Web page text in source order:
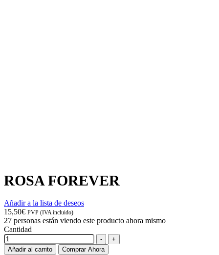
ROSA FOREVER
Añadir a la lista de deseos
15,50€ PVP (IVA incluido)
27 personas están viendo este producto ahora mismo
Cantidad
-
+
Añadir al carrito
Comprar Ahora